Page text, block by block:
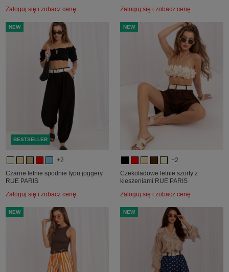
Zaloguj się i zobacz cenę Zaloguj się i zobacz cenę
NEW
BESTSELLER
+2
Czarne letnie spodnie typu joggery
RUE PARIS
Zaloguj się i zobacz cenę
NEW
+2
Czekoladowe letnie szorty z
kieszeniami RUE PARIS
Zaloguj się i zobacz cenę
NEW NEW